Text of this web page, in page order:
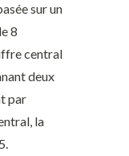
sur un
8
central
deux
par
la